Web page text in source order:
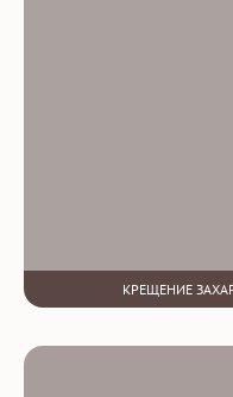
КРЕЩЕНИЕ